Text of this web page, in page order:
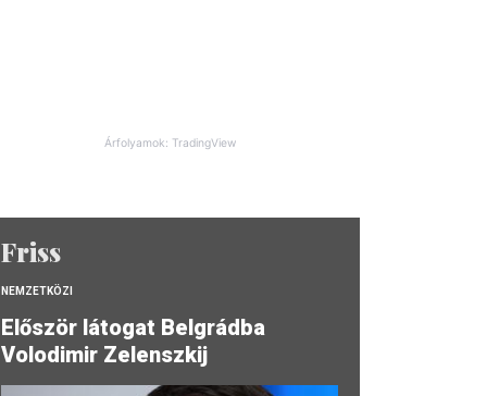
Árfolyamok: TradingView
Friss
NEMZETKÖZI
Először látogat Belgrádba
Volodimir Zelenszkij